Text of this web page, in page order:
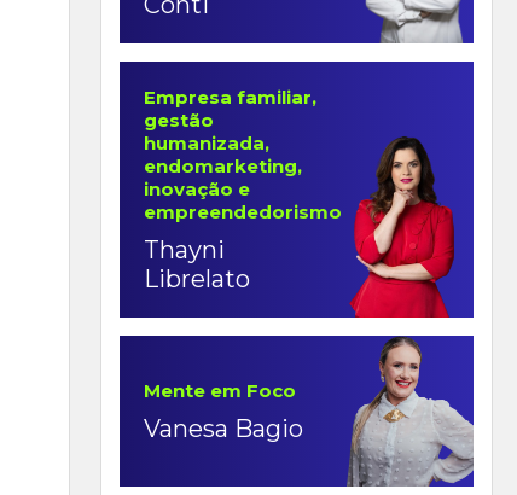
Empresa familiar,
gestão
humanizada,
endomarketing,
inovação e
empreendedorismo
Thayni
Librelato
Mente em Foco
Vanesa Bagio